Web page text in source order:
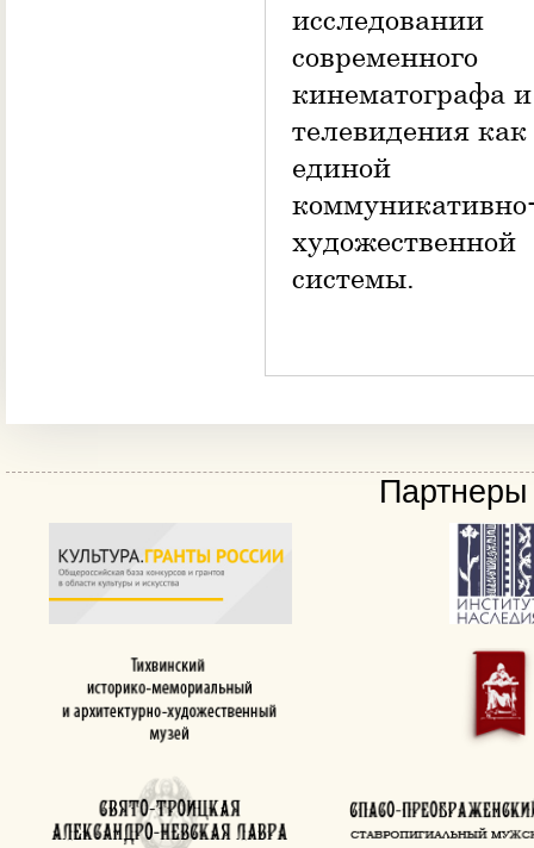
исследовании
современного
кинематографа и
телевидения как
единой
художественной
системы.
Партнеры